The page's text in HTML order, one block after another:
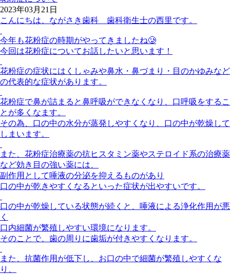
2023年03月21日
こんにちは、ながさき歯科 歯科衛生士の西里です。
今年も花粉症の時期がやってきましたね🥲
今回は花粉症についてお話したいと思います！
花粉症の症状にはくしゃみや鼻水・鼻づまり・目のかゆみなど
の代表的な症状があります。
花粉症で鼻が詰まると鼻呼吸ができなくなり、 口呼吸をするこ
とが多くなます。
その為、口の中の水分が蒸発しやすくなり、口の中が乾燥して
しまいます。
また、花粉症治療薬の抗ヒスタミン薬やステロイド系の治療薬
など効き目の強い薬には、
副作用として唾液の分泌を抑えるものがあり
口の中が乾きやすくなるといった症状が出やすいです。
口の中が乾燥している状態が続くと、唾液による浄化作用が悪
く
口内細菌が繁殖しやすい環境になります。
そのことで、歯の周りに歯垢が付きやすくなります。
また、抗菌作用が低下し、お口の中で細菌が繁殖しやすくな
り、